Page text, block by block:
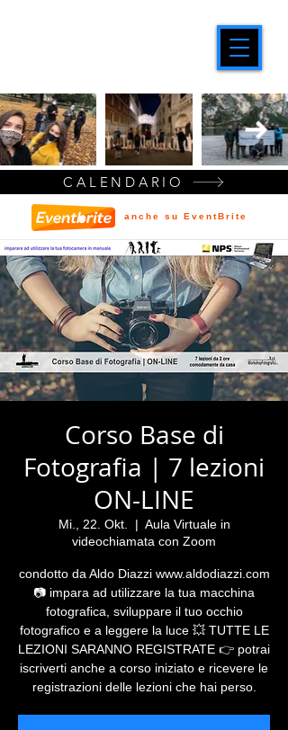
Corso Base di
Fotografia | 7 lezioni
ON-LINE
Mi., 22. Okt.
  |
Aula Virtuale in
videochiamata con Zoom
condotto da Aldo Diazzi www.aldodiazzi.com
📷 impara ad utilizzare la tua macchina
fotografica, sviluppare il tuo occhio
fotografico e a leggere la luce 💥 TUTTE LE
LEZIONI SARANNO REGISTRATE 👉 potrai
iscriverti anche a corso iniziato e ricevere le
registrazioni delle lezioni che hai perso.
CALENDARIO
anche su EventBrite